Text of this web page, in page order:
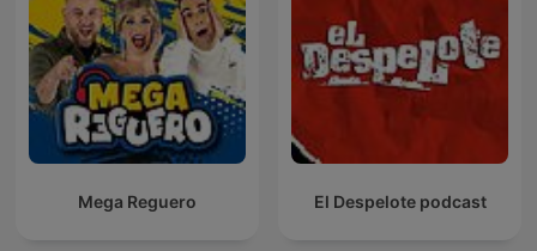
Mega Reguero El Despelote podcast